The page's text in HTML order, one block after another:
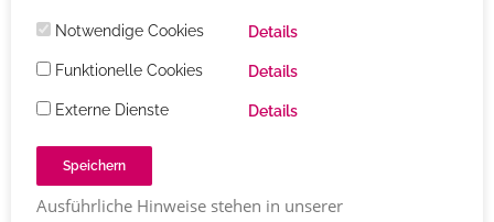
Bücher
Alle
Einträge aus der Kategorie
Notwendige Cookies Details
Funktionelle Cookies Details
Externe Dienste Details
Speichern
Ausführliche Hinweise stehen in unserer